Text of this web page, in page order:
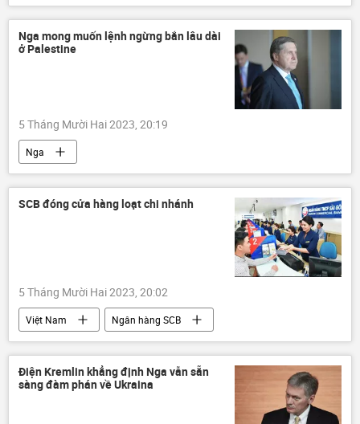
Gaza
Israel
Palestine
Thế giới
xung đột quân sự
tấn công
Nga mong muốn lệnh ngừng bắn lâu dài
ở Palestine
5 Tháng Mười Hai 2023, 20:19
Nga
Vòng xoáy căng thẳng mới ở Trung Đông
Palestine
Israel
xung đột quân sự
SCB đóng cửa hàng loạt chi nhánh
5 Tháng Mười Hai 2023, 20:02
Việt Nam
Ngân hàng SCB
ngân hàng
Kinh tế
Kinh doanh
Thành phố Hồ Chí Minh
Vạn Thịnh Phát
Điện Kremlin khẳng định Nga vẫn sẵn
sàng đàm phán về Ukraina